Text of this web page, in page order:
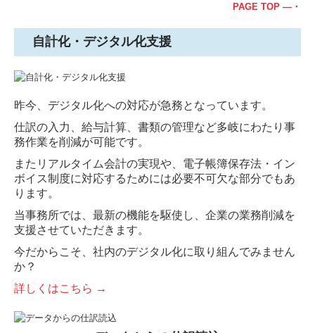
PAGE TOP ―・
自計化・デジタル化支援
昨今、デジタル化への対応が急務となっています。
仕訳の入力、給与計算、書類の管理など多岐にわたり事
務作業を削減が可能です。
またリアルタイム会計の実現や、電子帳簿保存法・イン
ボイス制度に対応するためには必要不可欠な部分でもあ
ります。
当事務所では、最新の機能を駆使し、企業の業務削減を
支援させていただきます。
今だからこそ、社内のデジタル化に取り組んでみません
か？
詳しくはこちら →